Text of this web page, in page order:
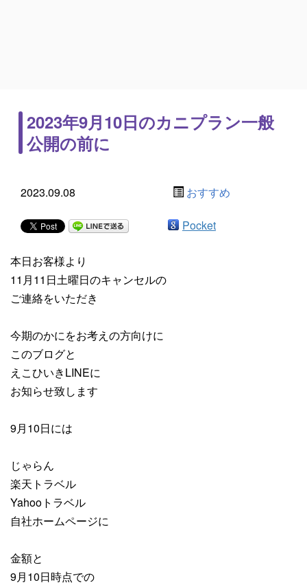
2023年9月10日のカニプラン一般
公開の前に
2023.09.08 おすすめ
Pocket
本日お客様より
11月11日土曜日のキャンセルの
ご連絡をいただき
今期のかにをお考えの方向けに
このブログと
えこひいきLINEに
お知らせ致します
9月10日には
じゃらん
楽天トラベル
Yahooトラベル
自社ホームページに
金額と
9月10日時点での